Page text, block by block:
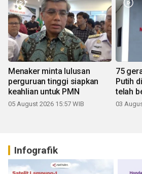
Menaker minta lulusan
perguruan tinggi siapkan
keahlian untuk PMN
05 August 2026 15:57 WIB
75
Putih
telah
03
Infografik